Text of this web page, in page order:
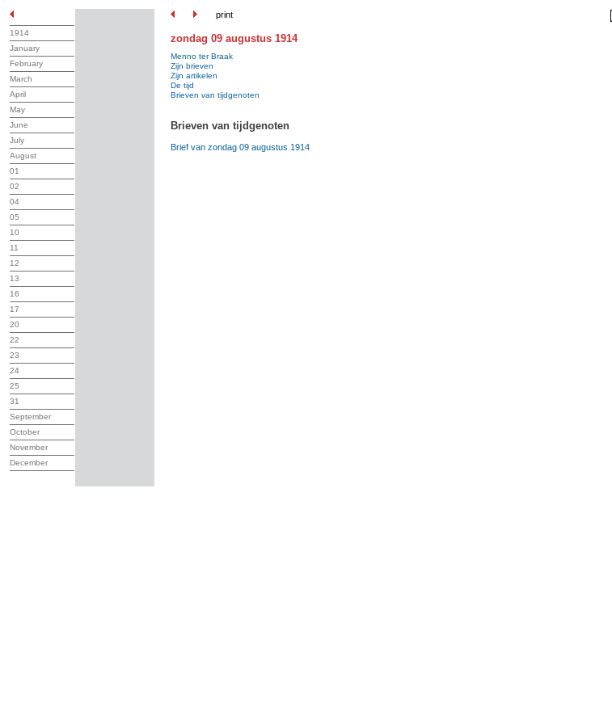
print
1914
January
February
March
April
May
June
July
August
01
02
04
05
10
11
12
13
16
17
20
22
23
24
25
31
September
October
November
December
zondag 09 augustus 1914
Menno ter Braak
Zijn brieven
Zijn artikelen
De tijd
Brieven van tijdgenoten
Brieven van tijdgenoten
Brief van zondag 09 augustus 1914